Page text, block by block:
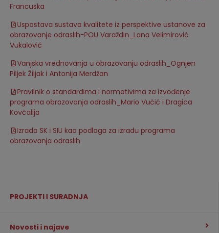
Francuska
Uspostava sustava kvalitete iz perspektive ustanove za
obrazovanje odraslih-POU Varaždin_Lana Velimirović
Vukalović
Vanjska vrednovanja u obrazovanju odraslih_Ognjen
Piljek Žiljak i Antonija Merdžan
Pravilnik o standardima i normativima za izvođenje
programa obrazovanja odraslih_Mario Vučić i Dragica
Kovčalija
Izrada SK i SIU kao podloga za izradu programa
obrazovanja odraslih
PROJEKTI I SURADNJA
Novosti i najave